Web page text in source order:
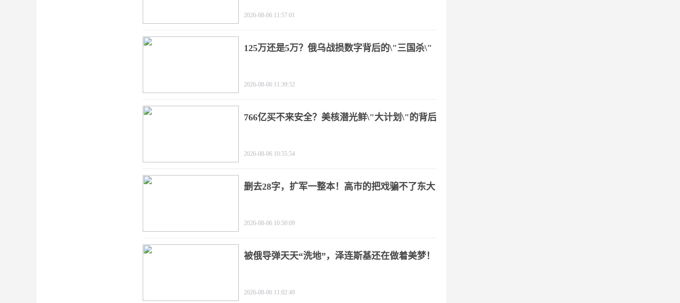
2026-08-06 11:57:01
125万还是5万？俄乌战损数字背后的\"三国杀\"
2026-08-06 11:39:52
766亿买不来安全？美核潜光鲜\"大计划\"的背后
2026-08-06 10:55:54
删去28字，扩军一整本！高市的把戏骗不了东大
2026-08-06 10:50:09
被俄导弹天天“洗地”，泽连斯基还在做着美梦！
2026-08-06 11:02:49